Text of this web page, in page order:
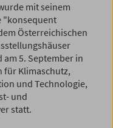
mit seinem
"konsequent
Österreichischen
am 5. September in
für Klimaschutz,
und Technologie,
und
statt.